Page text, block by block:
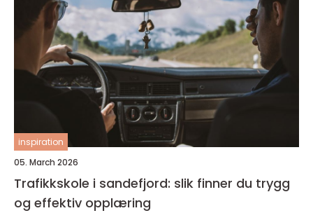
inspiration
05. March 2026
Trafikkskole i sandefjord: slik finner du trygg
og effektiv opplæring